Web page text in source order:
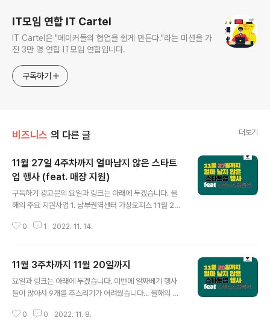
IT모임 연합 IT Cartel
IT Cartel은 "메이커들의 협업을 쉽게 만든다."라는 미션을 가
진 3만 명 연합 IT모임 연합입니다.
구독하기
비즈니스 의 다른 글 더보기
11월 27일 4주차까지 얼마남지 않은 스타트
업 행사 (feat. 매장 지원)
구독하기 광고문의 요일과 링크는 아래에 두겠습니다. 올
해의 주요 지원사업 1. 남부권역센터 가상오피스 11월 20
☕ - 일자 : 11월 20일 오후 2시~5시 - 위치 : 홍대입구 -
강도구 청년해냄센터 입주 11월 22일 화요일까지 4. 하남
도시공사 창업경진대회 11월 23일 수요일까지 5. Walma
rt 월마트, J.B.Hunt, Saatchi & Saatchi 11월 24일 목
림 플레이 with GCCEI 7. 제주 창조경제혁신센터 입주
0 1 2022. 11. 14.
11월 3주차까지 11월 20일까지
요일과 링크는 아래에 두겠습니다. 이번에 알짜베기 행사
들이 많아서 9개를 추스리기가 어려웠습니다... 올해의 주
제주 2. 제 4회 전주 창업경진대회 11월 14일 월요일까지
0 0 2022. 11. 8.